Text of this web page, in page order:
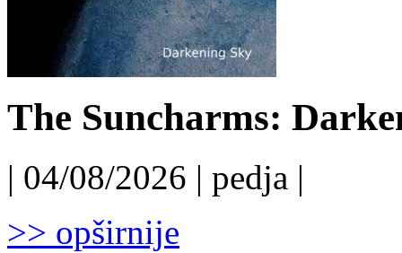
The Suncharms:
| 04/08/2026 | pedja |
>> opširnije